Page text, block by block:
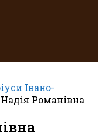
Івано-
Романівна